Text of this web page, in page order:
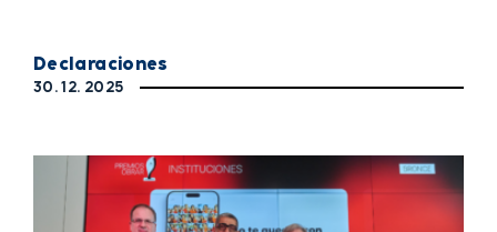
Declaraciones
30. 12. 2025